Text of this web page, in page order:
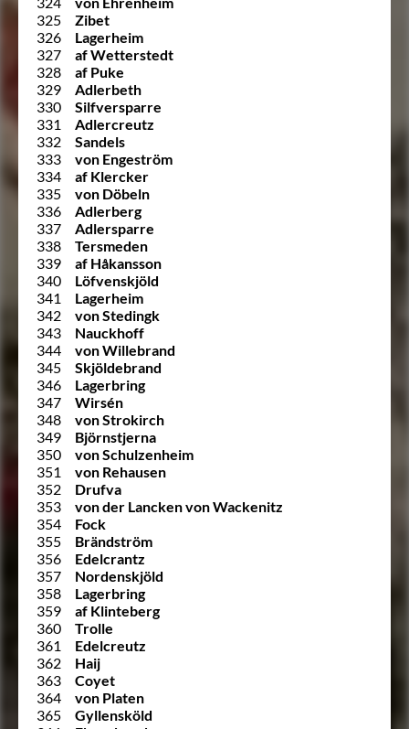
325
Zibet
326
Lagerheim
327
af Wetterstedt
328
af Puke
329
Adlerbeth
330
Silfversparre
331
Adlercreutz
332
Sandels
333
von Engeström
334
af Klercker
335
von Döbeln
336
Adlerberg
337
Adlersparre
338
Tersmeden
339
af Håkansson
340
Löfvenskjöld
341
Lagerheim
342
von Stedingk
343
Nauckhoff
344
von Willebrand
345
Skjöldebrand
346
Lagerbring
347
Wirsén
348
von Strokirch
349
Björnstjerna
350
von Schulzenheim
351
von Rehausen
352
Drufva
353
von der Lancken von Wackenitz
354
Fock
355
Brändström
356
Edelcrantz
357
Nordenskjöld
358
Lagerbring
359
af Klinteberg
360
Trolle
361
Edelcreutz
362
Haij
363
Coyet
364
von Platen
365
Gyllensköld